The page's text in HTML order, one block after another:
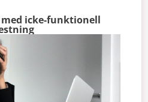
icke-funktionell